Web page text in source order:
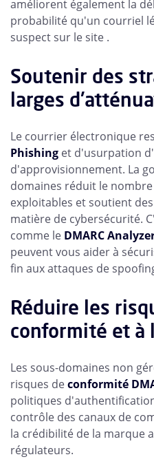
améliorent également la
probabilité qu'un courriel
suspect sur le site .
Soutenir des
larges
Le courrier électronique
Phishing et d'usurpation
d'approvisionnement. La
domaines réduit le
exploitables et soutient
matière de cybersécurité.
comme le DMARC
peuvent vous aider à
fin aux attaques de
Réduire les
conformité et à
Les sous-domaines non
risques deconformité
politiques
contrôle des canaux de
la crédibilité de la marque
régulateurs.